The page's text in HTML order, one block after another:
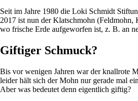
Seit im Jahre 1980 die Loki Schmidt
2017 ist nun der Klatschmohn (Feldmohn,
wo frische Erde aufgeworfen ist, z. B. an
Giftiger Schmuck?
Bis vor wenigen Jahren war der knallrote
leider hält sich der Mohn nur gerade mal
Aber was bedeutet denn eigentlich giftig?